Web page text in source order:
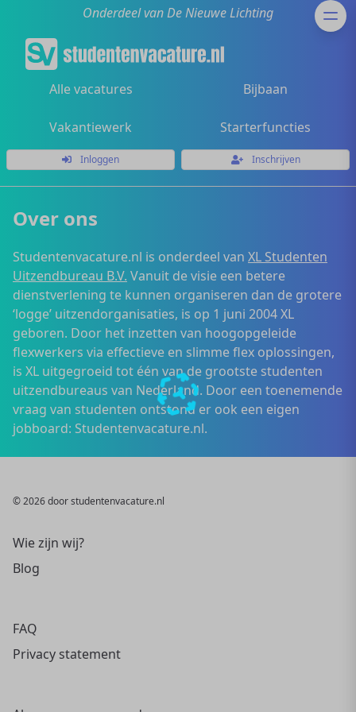
Onderdeel van De Nieuwe Lichting
Alle vacatures Bijbaan
Vakantiewerk Starterfuncties
Inloggen Inschrijven
Over ons
Studentenvacature.nl is onderdeel van XL Studenten
Uitzendbureau B.V. Vanuit de visie een betere
dienstverlening te kunnen organiseren dan de grotere
‘logge’ uitzendorganisaties, is op 1 juni 2004 XL
geboren. Door het inzetten van hoogopgeleide
flexwerkers via effectieve en slimme flex oplossingen,
is XL uitgegroeid tot één van de grootste studenten
uitzendbureaus van Nederland. Door een toenemende
vraag van studenten ontstond er ook een eigen
jobboard: Studentenvacature.nl.
© 2026 door studentenvacature.nl
Wie zijn wij?
Blog
FAQ
Privacy statement